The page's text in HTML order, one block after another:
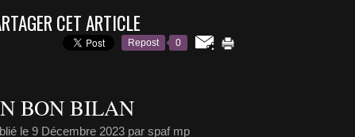
CET ARTICLE
Repost 0
BON BILAN
le 9 Décembre 2023 par spaf mp